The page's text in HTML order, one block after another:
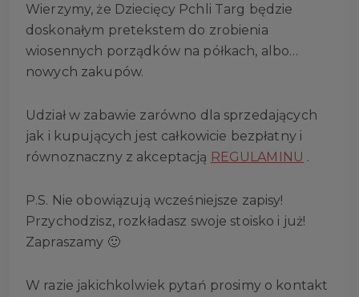
Wierzymy, że Dziecięcy Pchli Targ będzie
doskonałym pretekstem do zrobienia
wiosennych porządków na półkach, albo…
nowych zakupów.
Udział w zabawie zarówno dla sprzedających
jak i kupujących jest całkowicie bezpłatny i
równoznaczny z akceptacją REGULAMINU .
P.S. Nie obowiązują wcześniejsze zapisy!
Przychodzisz, rozkładasz swoje stoisko i już!
Zapraszamy 🙂
W razie jakichkolwiek pytań prosimy o kontakt